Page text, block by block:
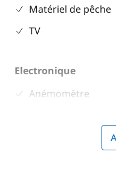
Matériel de pêche
TV
Electronique
Anémomètre